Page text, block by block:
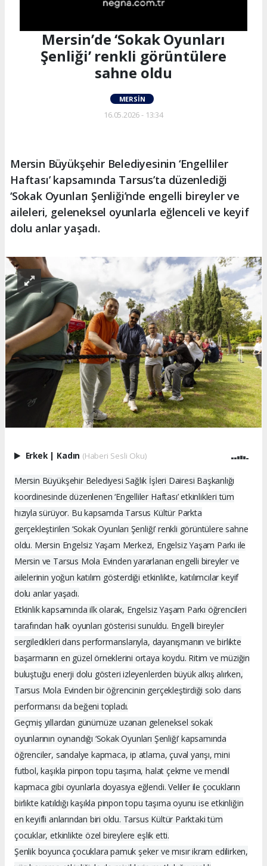
Mersin’de ‘Sokak Oyunları
Şenliği’ renkli görüntülere
sahne oldu
MERSIN
16.05.2026 - 13:34
Mersin Büyükşehir Belediyesinin ‘Engelliler
Haftası’ kapsamında Tarsus’ta düzenlediği
‘Sokak Oyunları Şenliği’nde engelli bireyler ve
aileleri, geleneksel oyunlarla eğlenceli ve keyif
dolu anlar yaşadı.
Erkek Kadın (Haberi Sesli Oku)
Mersin Büyükşehir Belediyesi Sağlık İşleri Dairesi Başkanlığı
koordinesinde düzenlenen ‘Engelliler Haftası’ etkinlikleri tüm
hızıyla sürüyor. Bu kapsamda Tarsus Kültür Parkta
gerçekleştirilen ‘Sokak Oyunları Şenliği’ renkli görüntülere sahne
oldu. Mersin Engelsiz Yaşam Merkezi, Engelsiz Yaşam Parkı ile
Mersin ve Tarsus Mola Evinden yararlanan engelli bireyler ve
ailelerinin yoğun katılım gösterdiği etkinlikte, katılımcılar keyif
dolu anlar yaşadı.
Etkinlik kapsamında ilk olarak, Engelsiz Yaşam Parkı öğrencileri
tarafından halk oyunları gösterisi sunuldu. Engelli bireyler
sergiledikleri dans performanslarıyla, dayanışmanın ve birlikte
başarmanın en güzel örneklerini ortaya koydu. Ritim ve müziğin
buluştuğu enerji dolu gösteri izleyenlerden büyük alkış alırken,
Tarsus Mola Evinden bir öğrencinin gerçekleştirdiği solo dans
performansı da beğeni topladı.
Geçmiş yıllardan günümüze uzanan geleneksel sokak
oyunlarının oynandığı ‘Sokak Oyunları Şenliği’ kapsamında
öğrenciler, sandalye kapmaca, ip atlama, çuval yarışı, mini
futbol, kaşıkla pinpon topu taşıma, halat çekme ve mendil
kapmaca gibi oyunlarla doyasıya eğlendi. Veliler ile çocukların
birlikte katıldığı kaşıkla pinpon topu taşıma oyunu ise etkinliğin
en keyifli anlarından biri oldu. Tarsus Kültür Parktaki tüm
çocuklar, etkinlikte özel bireylere eşlik etti.
Şenlik boyunca çocuklara pamuk şeker ve mısır ikram edilirken,